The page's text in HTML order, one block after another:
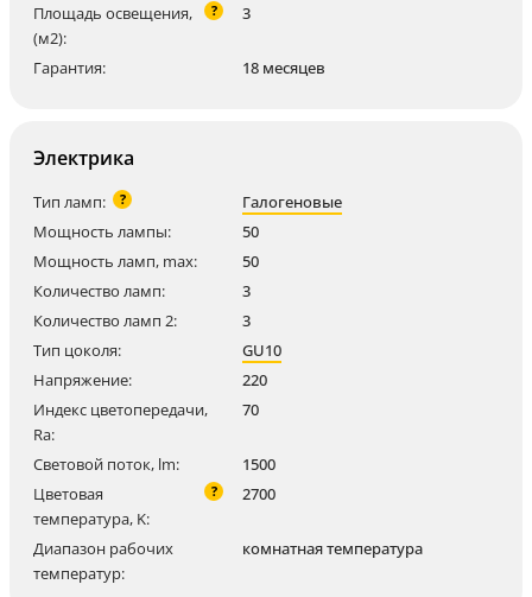
Площадь освещения,
(м2):
? 3
Гарантия: 18 месяцев
Электрика
Тип ламп: ?
Галогеновые
Мощность лампы:
50
Мощность ламп, max:
50
Количество ламп:
3
Количество ламп 2:
3
Тип цоколя:
GU10
Напряжение:
220
Индекс цветопередачи,
Ra:
70
Световой поток, lm:
1500
Цветовая
температура, K:
? 2700
Диапазон рабочих
температур:
комнатная температура